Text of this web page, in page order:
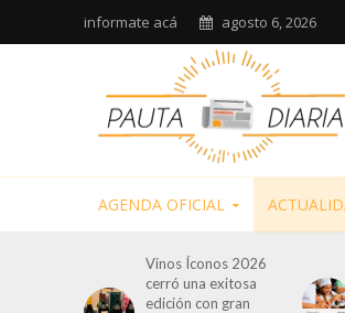
informate acá agosto 6, 2026
AGENDA OFICIAL
Vinos Íconos 2026
cerró una exitosa
edición con gran